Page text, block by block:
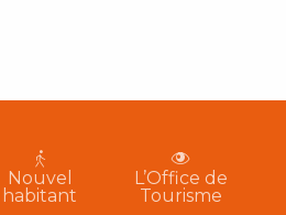
Nouvel
habitant
L’Office de
Tourisme